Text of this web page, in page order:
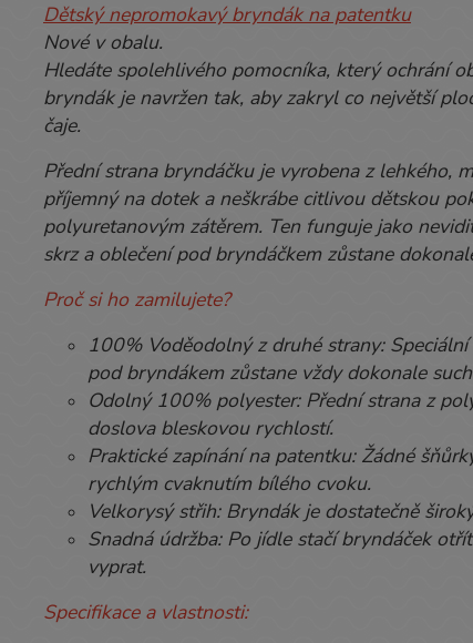
Dětský nepromokavý bryndák na patentku
Nové v obalu.
Hledáte spolehlivého pomocníka, který ochrání
bryndák je navržen tak, aby zakryl co největší
čaje.
Přední strana bryndáčku je vyrobena z lehkého,
příjemný na dotek a neškrábe citlivou dětskou
polyuretanovým zátěrem. Ten funguje jako
skrz a oblečení pod bryndáčkem zůstane
Proč si ho zamilujete?
100% Voděodolný z druhé strany:
pod bryndákem zůstane vždy dokonale
Odolný 100% polyester: Přední strana z
doslova bleskovou rychlostí.
Praktické zapínání na patentku: Žádné
rychlým cvaknutím bílého cvoku.
Velkorysý střih: Bryndák je dostatečně
Snadná údržba: Po jídle stačí bryndáček
vyprat.
Specifikace a vlastnosti: